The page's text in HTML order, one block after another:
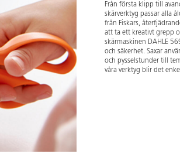
Från första klipp till
skärverktyg passar alla
från Fiskars,
att ta ett kreativt grepp
skärmaskinen DAHLE
och säkerhet. Saxar
och pysselstunder till
våra verktyg blir det